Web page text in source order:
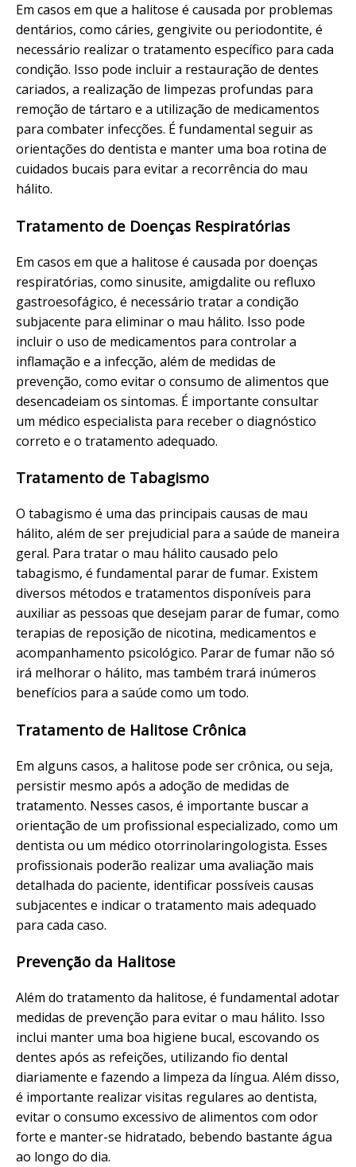
Em casos em que a halitose é causada por problemas
dentários, como cáries, gengivite ou periodontite, é
necessário realizar o tratamento específico para cada
condição. Isso pode incluir a restauração de dentes
cariados, a realização de limpezas profundas para
remoção de tártaro e a utilização de medicamentos
para combater infecções. É fundamental seguir as
orientações do dentista e manter uma boa rotina de
cuidados bucais para evitar a recorrência do mau
hálito.
Tratamento de Doenças Respiratórias
Em casos em que a halitose é causada por doenças
respiratórias, como sinusite, amigdalite ou refluxo
gastroesofágico, é necessário tratar a condição
subjacente para eliminar o mau hálito. Isso pode
incluir o uso de medicamentos para controlar a
inflamação e a infecção, além de medidas de
prevenção, como evitar o consumo de alimentos que
desencadeiam os sintomas. É importante consultar
um médico especialista para receber o diagnóstico
correto e o tratamento adequado.
Tratamento de Tabagismo
O tabagismo é uma das principais causas de mau
hálito, além de ser prejudicial para a saúde de maneira
geral. Para tratar o mau hálito causado pelo
tabagismo, é fundamental parar de fumar. Existem
diversos métodos e tratamentos disponíveis para
auxiliar as pessoas que desejam parar de fumar, como
terapias de reposição de nicotina, medicamentos e
acompanhamento psicológico. Parar de fumar não só
irá melhorar o hálito, mas também trará inúmeros
benefícios para a saúde como um todo.
Tratamento de Halitose Crônica
Em alguns casos, a halitose pode ser crônica, ou seja,
persistir mesmo após a adoção de medidas de
tratamento. Nesses casos, é importante buscar a
orientação de um profissional especializado, como um
dentista ou um médico otorrinolaringologista. Esses
profissionais poderão realizar uma avaliação mais
detalhada do paciente, identificar possíveis causas
subjacentes e indicar o tratamento mais adequado
para cada caso.
Prevenção da Halitose
Além do tratamento da halitose, é fundamental adotar
medidas de prevenção para evitar o mau hálito. Isso
inclui manter uma boa higiene bucal, escovando os
dentes após as refeições, utilizando fio dental
diariamente e fazendo a limpeza da língua. Além disso,
é importante realizar visitas regulares ao dentista,
evitar o consumo excessivo de alimentos com odor
forte e manter-se hidratado, bebendo bastante água
ao longo do dia.